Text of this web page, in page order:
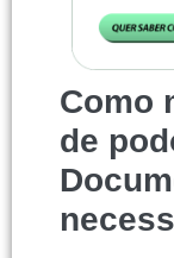
Como
de